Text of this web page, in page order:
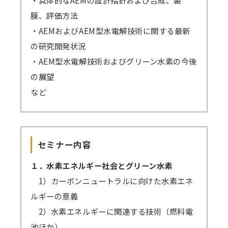
膜、評価方法
・AEMおよびAEM型水電解技術に関する最新
の研究開発状況
・AEM型水電解技術およびグリーン水素の今後
の展望
など
セミナー内容
１．水素エネルギー社会とグリーン水素
1）カーボンニュートラルに向けた水素エネ
ルギーの意義
2）水素エネルギーに関連する技術（燃料電